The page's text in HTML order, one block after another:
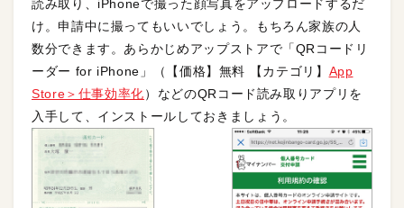
読み取り、iPhoneで撮った顔写真をアップロードするだ
け。申請中に撮ってもいいでしょう。もちろん家族の人
数分できます。あらかじめアップストアで「QRコードリ
ーダー for iPhone」（【価格】無料 【カテゴリ】 App
Store＞仕事効率化）などのQRコード読み取りアプリを
入手して、インストールしておきましょう。